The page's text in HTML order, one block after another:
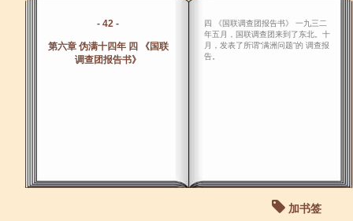
- 42 -
第六章 伪满十四年 四 《国联
调查团报告书》
四 《国联调查团报告书》 一九三二
年五月，国联调查团来到了东北。十
月，发表了所谓“满洲问题”的 调查报
告。
加书签